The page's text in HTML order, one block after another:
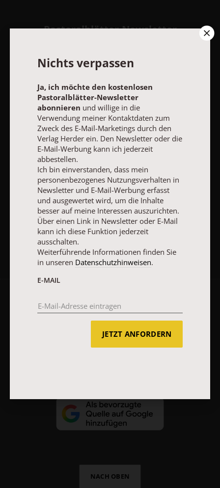
Pastoralblätter-Newsletter
abonnierenund willige in die Verwendung meiner Kontaktdaten
zum Zweck des E-Mail-Marketings durch den Verlag Herder ein.
abbestellen.
Ich bin einverstanden, dass mein personenbezogenes
Nutzungsverhalten in Newsletter und E-Mail-Werbung erfasst
und ausgewertet wird, um die Inhalte besser auf meine
Interessen auszurichten. Über einen Link in Newsletter oder E-
Mail kann ich diese Funktion jederzeit ausschalten.
Weiterführende Informationen finden Sie in unseren
Datenschutzhinweisen.
JETZT ANMELDEN
AGB und Widerrufsbelehrung
NACH OBEN
Nichts verpassen
Ja, ich möchte den kostenlosen
Pastoralblätter-Newsletter
abonnieren und willige in die
Verwendung meiner Kontaktdaten zum
Zweck des E-Mail-Marketings durch den
Verlag Herder ein. Den Newsletter oder die
E-Mail-Werbung kann ich jederzeit
abbestellen.
Ich bin einverstanden, dass mein
personenbezogenes Nutzungsverhalten in
Newsletter und E-Mail-Werbung erfasst
und ausgewertet wird, um die Inhalte
besser auf meine Interessen auszurichten.
Über einen Link in Newsletter oder E-Mail
kann ich diese Funktion jederzeit
ausschalten.
Weiterführende Informationen finden Sie
in unseren Datenschutzhinweisen.
E-MAIL
JETZT ANFORDERN